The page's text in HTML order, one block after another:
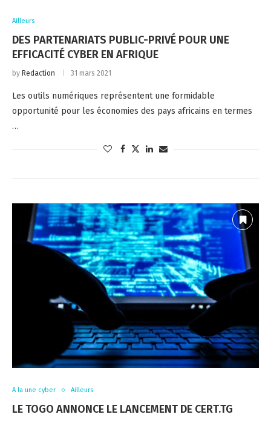
Ailleurs
DES PARTENARIATS PUBLIC-PRIVÉ POUR UNE
EFFICACITÉ CYBER EN AFRIQUE
by Redaction 31 mars 2021
Les outils numériques représentent une formidable
opportunité pour les économies des pays africains en termes
…
A la une cyber Ailleurs
LE TOGO ANNONCE LE LANCEMENT DE CERT.TG